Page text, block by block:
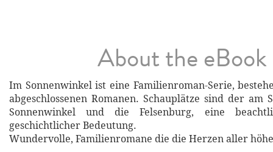
About the eBook
Im Sonnenwinkel ist eine Familienroman-Serie,
abgeschlossenen Romanen. Schauplätze sind der am
Sonnenwinkel und die Felsenburg, eine
geschichtlicher Bedeutung.
Wundervolle, Familienromane die die Herzen aller